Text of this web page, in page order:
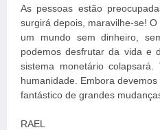
As pessoas estão
surgirá depois, maravilhe-se!
um mundo sem dinheiro,
podemos desfrutar da vida e
sistema monetário
humanidade. Embora
fantástico de grandes
RAEL